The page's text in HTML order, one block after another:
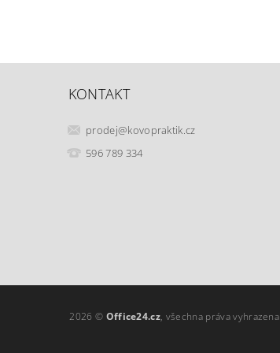
KONTAKT
prodej@kovopraktik.cz
596 789 334
2026 © Office24.cz, všechna práva vyhrazena